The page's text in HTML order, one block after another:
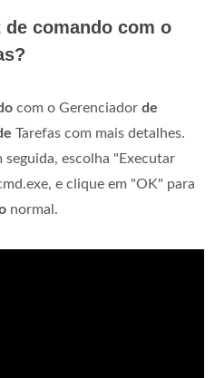
comando com o
com o Gerenciador de
Tarefas com mais detalhes.
escolha "Executar
e clique em "OK" para
normal.